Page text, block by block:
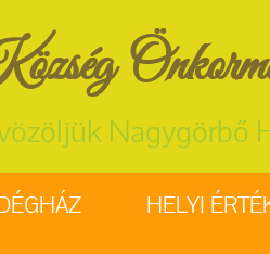
Nagygörbő
HELYI